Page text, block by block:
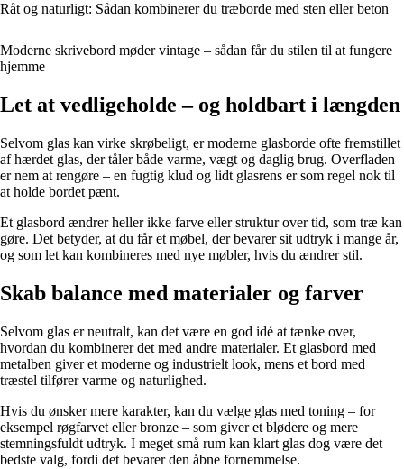
Råt og naturligt: Sådan kombinerer du træborde med sten eller beton
Moderne skrivebord møder vintage – sådan får du stilen til at fungere
hjemme
Let at vedligeholde – og holdbart i længden
Selvom glas kan virke skrøbeligt, er moderne glasborde ofte fremstillet
af hærdet glas, der tåler både varme, vægt og daglig brug. Overfladen
er nem at rengøre – en fugtig klud og lidt glasrens er som regel nok til
at holde bordet pænt.
Et glasbord ændrer heller ikke farve eller struktur over tid, som træ kan
gøre. Det betyder, at du får et møbel, der bevarer sit udtryk i mange år,
og som let kan kombineres med nye møbler, hvis du ændrer stil.
Skab balance med materialer og farver
Selvom glas er neutralt, kan det være en god idé at tænke over,
hvordan du kombinerer det med andre materialer. Et glasbord med
metalben giver et moderne og industrielt look, mens et bord med
træstel tilfører varme og naturlighed.
Hvis du ønsker mere karakter, kan du vælge glas med toning – for
eksempel røgfarvet eller bronze – som giver et blødere og mere
stemningsfuldt udtryk. I meget små rum kan klart glas dog være det
bedste valg, fordi det bevarer den åbne fornemmelse.